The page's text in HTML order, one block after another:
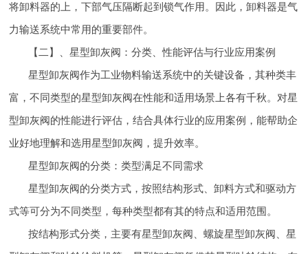
将卸料器的上，下部气压隔断起到锁气作用。因此，卸料器是气
力输送系统中常用的重要部件。
【二】、星型卸灰阀：分类、性能评估与行业应用案例
星型卸灰阀作为工业物料输送系统中的关键设备，其种类丰
富，不同类型的星型卸灰阀在性能和适用场景上各有千秋。对星
型卸灰阀的性能进行评估，结合具体行业的应用案例，能帮助企
业好地理解和选用星型卸灰阀，提升效率。
星型卸灰阀的分类：类型满足不同需求
星型卸灰阀的分类方式，按照结构形式、卸料方式和驱动方
式等可分为不同类型，每种类型都有其的特点和适用范围。
按结构形式分类，主要有星型卸灰阀、螺旋星型卸灰阀、星